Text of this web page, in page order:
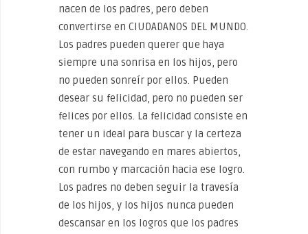
nacen de los padres, pero deben
convertirse en CIUDADANOS DEL MUNDO.
Los padres pueden querer que haya
siempre una sonrisa en los hijos, pero
no pueden sonreír por ellos. Pueden
desear su felicidad, pero no pueden ser
felices por ellos. La felicidad consiste en
tener un ideal para buscar y la certeza
de estar navegando en mares abiertos,
con rumbo y marcación hacia ese logro.
Los padres no deben seguir la travesía
de los hijos, y los hijos nunca pueden
descansar en los logros que los padres